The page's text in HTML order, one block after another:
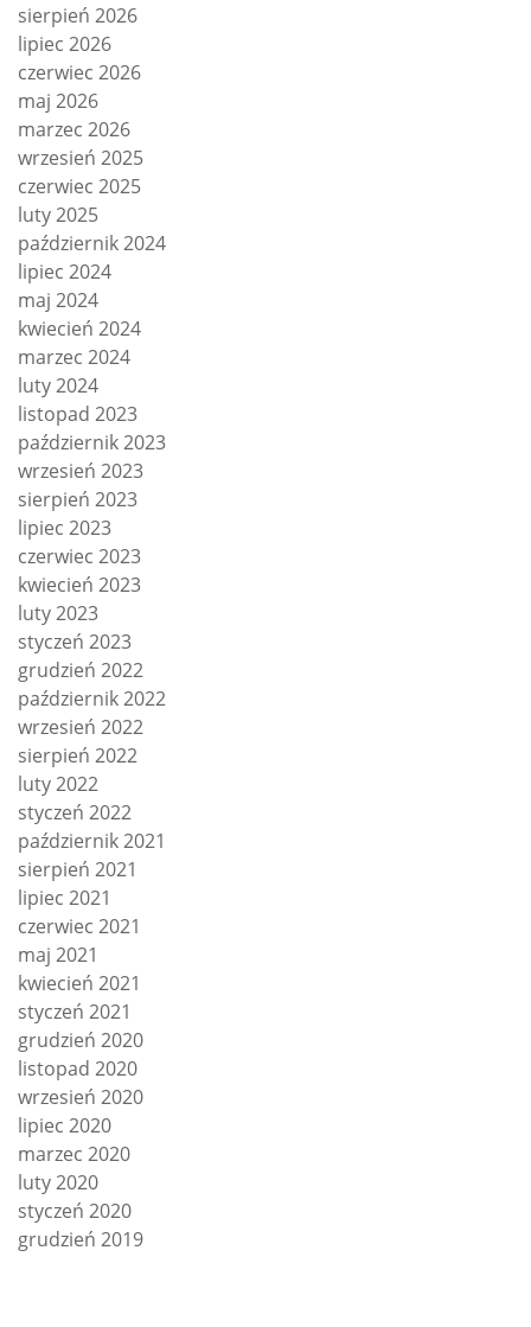
sierpień 2026
lipiec 2026
czerwiec 2026
maj 2026
marzec 2026
wrzesień 2025
czerwiec 2025
luty 2025
październik 2024
lipiec 2024
maj 2024
kwiecień 2024
marzec 2024
luty 2024
listopad 2023
październik 2023
wrzesień 2023
sierpień 2023
lipiec 2023
czerwiec 2023
kwiecień 2023
luty 2023
styczeń 2023
grudzień 2022
październik 2022
wrzesień 2022
sierpień 2022
luty 2022
styczeń 2022
październik 2021
sierpień 2021
lipiec 2021
czerwiec 2021
maj 2021
kwiecień 2021
styczeń 2021
grudzień 2020
listopad 2020
wrzesień 2020
lipiec 2020
marzec 2020
luty 2020
styczeń 2020
grudzień 2019